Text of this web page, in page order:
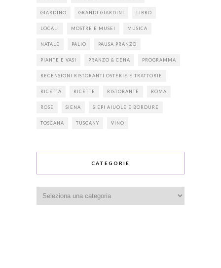
GIARDINO GRANDI GIARDINI LIBRO
LOCALI MOSTRE E MUSEI MUSICA
NATALE PALIO PAUSA PRANZO
PIANTE E VASI PRANZO & CENA PROGRAMMA
RECENSIONI RISTORANTI OSTERIE E TRATTORIE
RICETTA RICETTE RISTORANTE ROMA
ROSE SIENA SIEPI AIUOLE E BORDURE
TOSCANA TUSCANY VINO
CATEGORIE